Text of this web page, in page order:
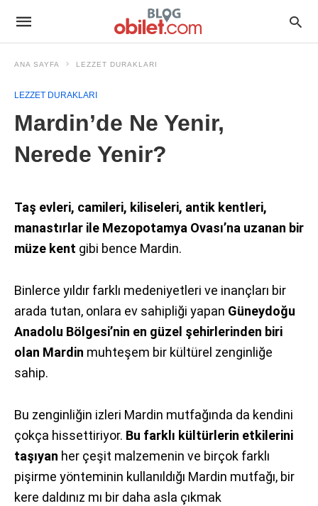
ANA SAYFA LEZZET DURAKLARI
LEZZET DURAKLARI
Mardin’de Ne Yenir,
Nerede Yenir?
Taş evleri, camileri, kiliseleri, antik kentleri,
manastırlar ile Mezopotamya Ovası’na uzanan bir
müze kent gibi bence Mardin.
Binlerce yıldır farklı medeniyetleri ve inançları bir
arada tutan, onlara ev sahipliği yapan Güneydoğu
Anadolu Bölgesi’nin en güzel şehirlerinden biri
olan Mardin muhteşem bir kültürel zenginliğe
sahip.
Bu zenginliğin izleri Mardin mutfağında da kendini
çokça hissettiriyor. Bu farklı kültürlerin etkilerini
taşıyan her çeşit malzemenin ve birçok farklı
pişirme yönteminin kullanıldığı Mardin mutfağı, bir
kere daldınız mı bir daha asla çıkmak